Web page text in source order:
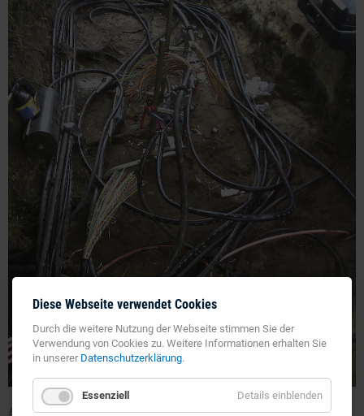
Bild2
Diese Webseite verwendet Cookies
Durch die weitere Nutzung der Webseite stimmen Sie der
Verwendung von Cookies zu. Weitere Informationen erhalten Sie
in unserer Datenschutzerklärung.
Essenziell Details einblenden